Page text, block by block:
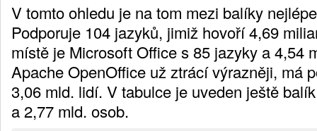
V tomto ohledu je na tom mezi balíky
Podporuje 104 jazyků, jimiž hovoří 4,69
místě je Microsoft Office s 85 jazyky a 4,54
Apache OpenOffice už ztrácí výrazněji, má
3,06 mld. lidí. V tabulce je uveden ještě
a 2,77 mld. osob.